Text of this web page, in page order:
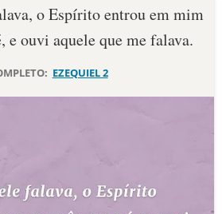
o Espírito entrou em mim
e ouvi aquele que me falava.
EZEQUIEL 2